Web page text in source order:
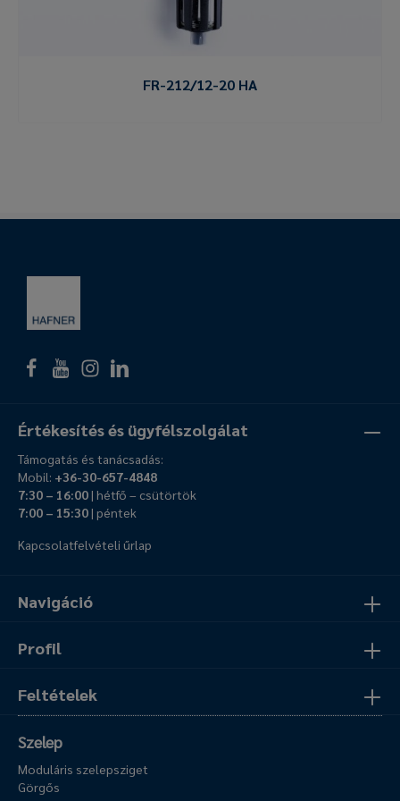
FR-212/12-20 HA
Navigáció
Profil
Feltételek
Értékesítés és ügyfélszolgálat
Támogatás és tanácsadás:
Mobil: +36-30-657-4848
7:30 – 16:00| hétfő – csütörtök
7:00 – 15:30| péntek
Kapcsolatfelvételi űrlap
Szelep
Moduláris szelepsziget
Görgős